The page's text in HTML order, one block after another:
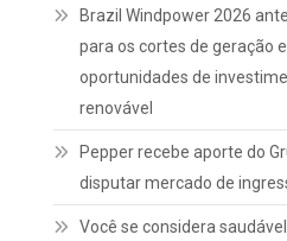
Brazil Windpower 2026
para os cortes de geração
oportunidades de
renovável
Pepper recebe aporte do
disputar mercado de
Você se considera